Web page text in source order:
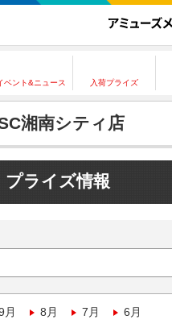
ベント&ニュース 入荷プライズ
湘南シティ店
プライズ情報
月 8月 7月 6月